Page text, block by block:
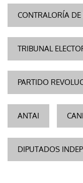
CONTRALORÍA DE
TRIBUNAL
PARTIDO
ANTAI
DIPUTADOS